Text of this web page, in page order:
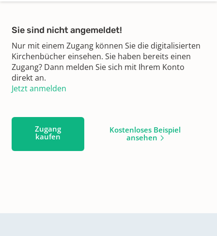
Sie sind nicht angemeldet!
Nur mit einem Zugang können Sie die digitalisierten
Kirchenbücher einsehen. Sie haben bereits einen
Zugang? Dann melden Sie sich mit Ihrem Konto
direkt an.
Jetzt anmelden
Zugang
kaufen
Kostenloses Beispiel
ansehen